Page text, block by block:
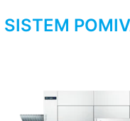
SISTEM